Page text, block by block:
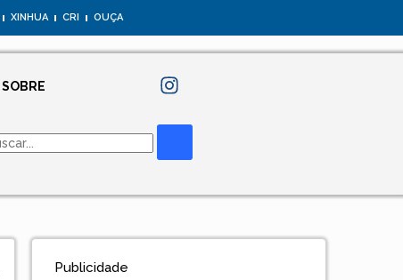
XINHUA CRI OUÇA
SOBRE
Publicidade